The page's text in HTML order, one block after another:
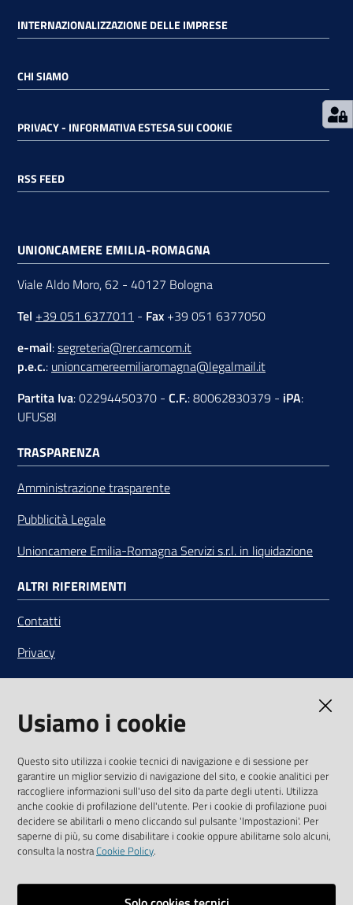
INTERNAZIONALIZZAZIONE DELLE IMPRESE
CHI SIAMO
PRIVACY - INFORMATIVA ESTESA SUI COOKIE
RSS FEED
UNIONCAMERE EMILIA-ROMAGNA
Viale Aldo Moro, 62 - 40127 Bologna
Tel +39 051 6377011 - Fax +39 051 6377050
e-mail:segreteria@rer.camcom.it
p.e.c.: unioncamereemiliaromagna@legalmail.it
Partita Iva: 02294450370 - C.F.: 80062830379 - iPA:
UFUS8I
TRASPARENZA
Amministrazione trasparente
Pubblicità Legale
Unioncamere Emilia-Romagna Servizi s.r.l. in liquidazione
ALTRI RIFERIMENTI
Contatti
Privacy
Note legali
Media Policy
SEGUICI SU
YoutubeTwitterLinkedinFacebookInstagram
Usiamo i cookie
Questo sito utilizza i cookie tecnici di navigazione e di sessione per
garantire un miglior servizio di navigazione del sito, e cookie analitici per
raccogliere informazioni sull'uso del sito da parte degli utenti. Utilizza
anche cookie di profilazione dell'utente. Per i cookie di profilazione puoi
decidere se abilitarli o meno cliccando sul pulsante 'Impostazioni'. Per
saperne di più, su come disabilitare i cookie oppure abilitarne solo alcuni,
consulta la nostraCookie Policy.